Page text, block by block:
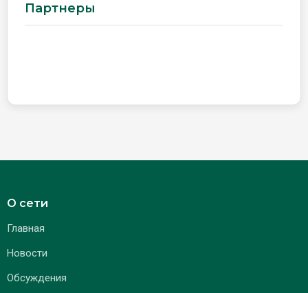
Партнеры
О сети
Главная
Новости
Обсуждения